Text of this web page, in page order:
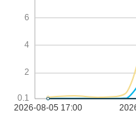
EURGBP
XAUUSD
白銀美元
1手1000合約